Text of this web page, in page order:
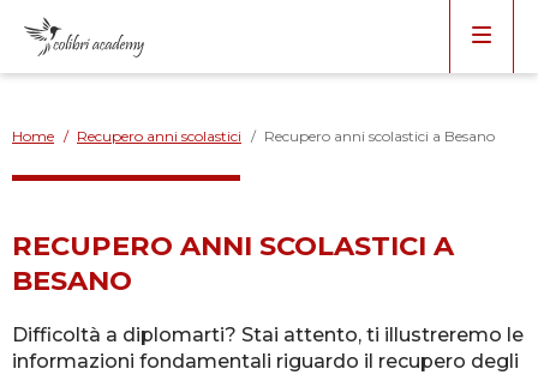
Home / Recupero anni scolastici / Recupero anni scolastici a Besano
RECUPERO ANNI SCOLASTICI A
BESANO
Difficoltà a diplomarti? Stai attento, ti illustreremo le
informazioni fondamentali riguardo il recupero degli